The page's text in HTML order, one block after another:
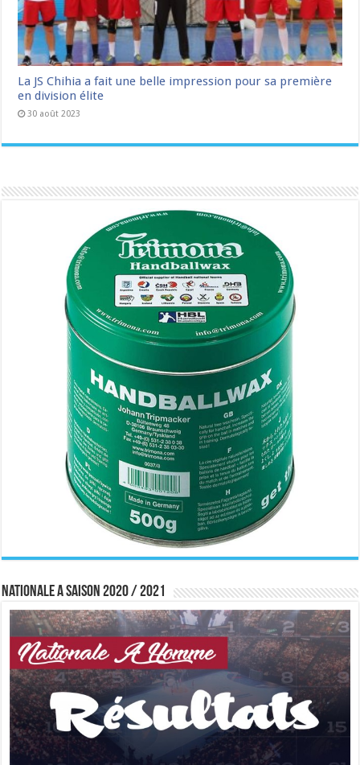
La JS Chihia a fait une belle impression pour sa première
en division élite
30 août 2023
Nationale A saison 2020 / 2021